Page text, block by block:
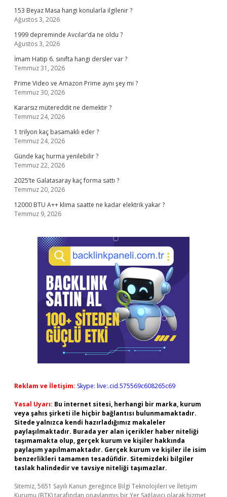
153 Beyaz Masa hangi konularla ilgilenir ?
Ağustos 3, 2026
1999 depreminde Avcılar’da ne oldu ?
Ağustos 3, 2026
İmam Hatip 6. sınıfta hangi dersler var ?
Temmuz 31, 2026
Prime Video ve Amazon Prime aynı şey mi ?
Temmuz 30, 2026
Kararsız mütereddit ne demektir ?
Temmuz 24, 2026
1 trilyon kaç basamaklı eder ?
Temmuz 24, 2026
Günde kaç hurma yenilebilir ?
Temmuz 22, 2026
2025’te Galatasaray kaç forma sattı ?
Temmuz 20, 2026
12000 BTU A++ klima saatte ne kadar elektrik yakar ?
Temmuz 9, 2026
Reklam ve İletişim: Skype: live:.cid.575569c608265c69
Yasal Uyarı: Bu internet sitesi, herhangi bir marka, kurum
veya şahıs şirketi ile hiçbir bağlantısı bulunmamaktadır.
Sitede yalnızca kendi hazırladığımız makaleler
paylaşılmaktadır. Burada yer alan içerikler haber niteliği
taşımamakta olup, gerçek kurum ve kişiler hakkında
paylaşım yapılmamaktadır. Gerçek kurum ve kişiler ile isim
benzerlikleri tamamen tesadüfidir. Sitemizdeki bilgiler
taslak halindedir ve tavsiye niteliği taşımazlar.
Sitemiz, 5651 Sayılı Kanun gereğince Bilgi Teknolojileri ve İletişim
Kurumu (BTK) tarafından onaylanmış bir Yer Sağlayıcı olarak hizmet